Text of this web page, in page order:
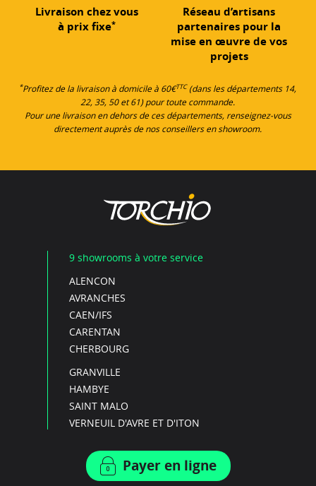
Livraison chez vous
à prix fixe*
Réseau d’artisans
partenaires pour la
mise en œuvre de vos
projets
*Profitez de la livraison à domicile à 60€TTC(dans les départements 14,
22, 35, 50 et 61) pour toute commande.
Pour une livraison en dehors de ces départements, renseignez-vous
directement auprès de nos conseillers en showroom.
9 showrooms à votre service
ALENCON
AVRANCHES
CAEN/IFS
CARENTAN
CHERBOURG
GRANVILLE
HAMBYE
SAINT MALO
VERNEUIL D'AVRE ET D'ITON
Payer en ligne